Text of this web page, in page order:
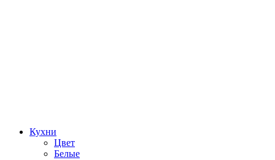
Кухни
Цвет
Белые